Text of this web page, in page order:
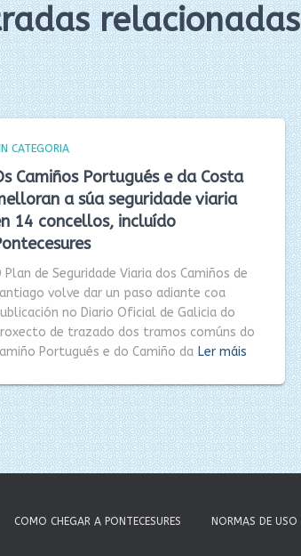
relacionadas
CATEGORIA
Camiños Portugués e da Costa
a súa seguridade viaria
14 concellos, incluído
Plan de Seguridade Viaria dos Camiños de
volve dar un paso adiante coa
no Diario Oficial de Galicia do
de trazado dos tramos comúns do
Portugués e do Camiño da Ler máis
COMO CHEGAR A PONTECESURES NORMAS DE USO